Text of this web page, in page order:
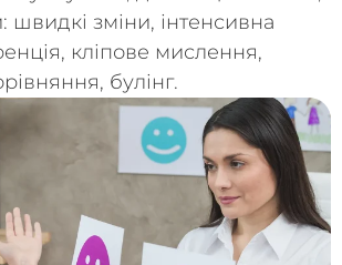
швидкі зміни, інтенсивна
кліпове мислення,
булінг.